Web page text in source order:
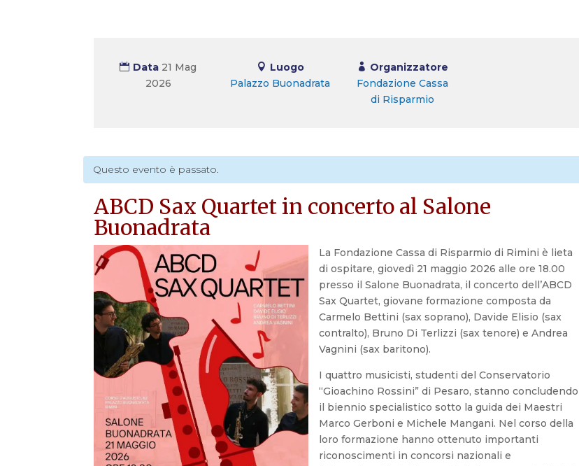
Data 21 Mag
2026
Luogo
Palazzo Buonadrata
Organizzatore
Fondazione Cassa
di Risparmio
Questo evento è passato.
ABCD Sax Quartet in concerto al Salone
Buonadrata
La Fondazione Cassa di Risparmio di Rimini è lieta
di ospitare, giovedì 21 maggio 2026 alle ore 18.00
presso il Salone Buonadrata, il concerto dell’ABCD
Sax Quartet, giovane formazione composta da
Carmelo Bettini (sax soprano), Davide Elisio (sax
contralto), Bruno Di Terlizzi (sax tenore) e Andrea
Vagnini (sax baritono).
I quattro musicisti, studenti del Conservatorio
“Gioachino Rossini” di Pesaro, stanno concludendo
il biennio specialistico sotto la guida dei Maestri
Marco Gerboni e Michele Mangani. Nel corso della
loro formazione hanno ottenuto importanti
riconoscimenti in concorsi nazionali e